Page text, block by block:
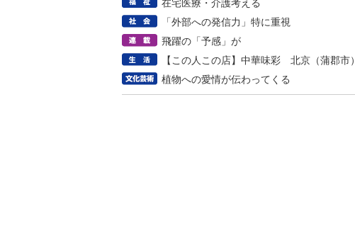
在宅医療・介護考える
「外部への発信力」特に重視
飛躍の「予感」が
【この人この店】中華味彩 北京（蒲郡市）
植物への愛情が伝わってくる